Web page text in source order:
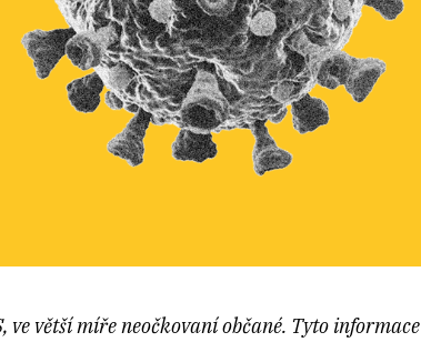
větší míře neočkovaní občané. Tyto informace